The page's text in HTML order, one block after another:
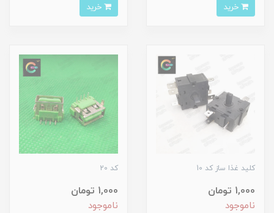
کلید غذا ساز کد 10
1,000 تومان
ناموجود
کد 20
1,000 تومان
ناموجود